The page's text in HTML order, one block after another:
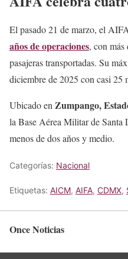
El pasado 21 de marzo, el
años de operaciones, con más
pasajeras transportadas. Su
diciembre de 2025 con casi 25
Ubicado enZumpango,
la Base Aérea Militar de Santa
menos de dos años y medio.
Categorías: Nacional
Etiquetas: AICM, AIFA, CDMX,
Once Noticias